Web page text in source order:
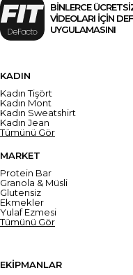
BİNLERCE
VİDEOLARI İÇİN
UYGULAMASINI
KADIN
Kadın Tişört
Kadın Mont
Kadın Sweatshirt
Kadın Jean
Tümünü Gör
MARKET
Protein Bar
Granola & Müsli
Glutensiz
Ekmekler
Yulaf Ezmesi
Tümünü Gör
EKİPMANLAR